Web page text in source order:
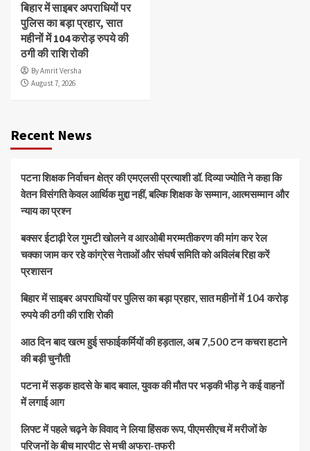
बिहार में साइबर अपराधियों पर
पुलिस का बड़ा प्रहार, सात
महीनों में 104 करोड़ रुपये की
ठगी की राशि रोकी
By Amrit Versha
August 7, 2026
Recent News
पटना शिक्षक निर्वाचन क्षेत्र की एमएलसी प्रत्याशी डॉ. दिव्या ज्योति ने कहा कि
वेतन विसंगति केवल आर्थिक मुद्दा नहीं, बल्कि शिक्षक के सम्मान, आत्मसम्मान और
न्याय का प्रश्न
बक्सर ईटाढ़ी रेल गुमटी खोलने व आरओबी मरम्मतीकरण की मांग कर रेल
चक्का जाम कर रहे कांग्रेस नेताओं और संघर्ष समिति को अविलंब रिहा करें
प्रशासन
बिहार में साइबर अपराधियों पर पुलिस का बड़ा प्रहार, सात महीनों में 104 करोड़
रुपये की ठगी की राशि रोकी
आठ दिन बाद खत्म हुई सफाईकर्मियों की हड़ताल, अब 7,500 टन कचरा हटाने
की बड़ी चुनौती
पटना में सड़क हादसे के बाद बवाल, युवक की मौत पर भड़की भीड़ ने कई वाहनों
में लगाई आग
लिफ्ट में पहले चढ़ने के विवाद ने लिया हिंसक रूप, पीएमसीएच में मरीजों के
परिजनों के बीच मारपीट से मची अफरा-तफरी